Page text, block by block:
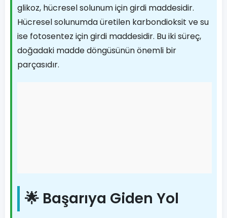
glikoz, hücresel solunum için girdi maddesidir.
Hücresel solunumda üretilen karbondioksit ve su
ise fotosentez için girdi maddesidir. Bu iki süreç,
doğadaki madde döngüsünün önemli bir
parçasıdır.
🌟 Başarıya Giden Yol